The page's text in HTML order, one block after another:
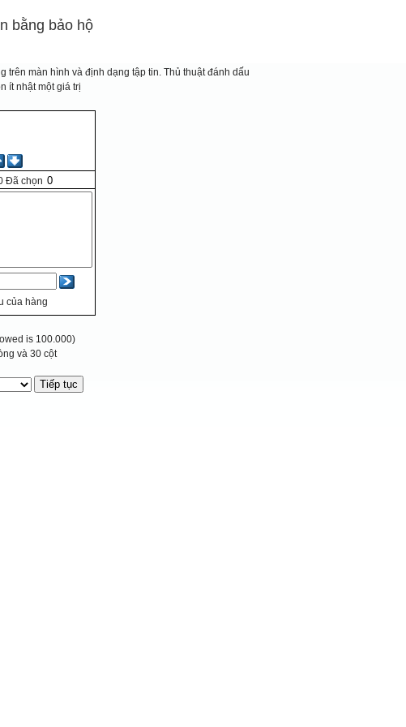
bằng bảo hộ
trên màn hình và định dạng tập tin.Thủ thuật đánh dấu
ít nhật một giá trị
Đã chọn
của hàng
is 100.000)
và 30 cột